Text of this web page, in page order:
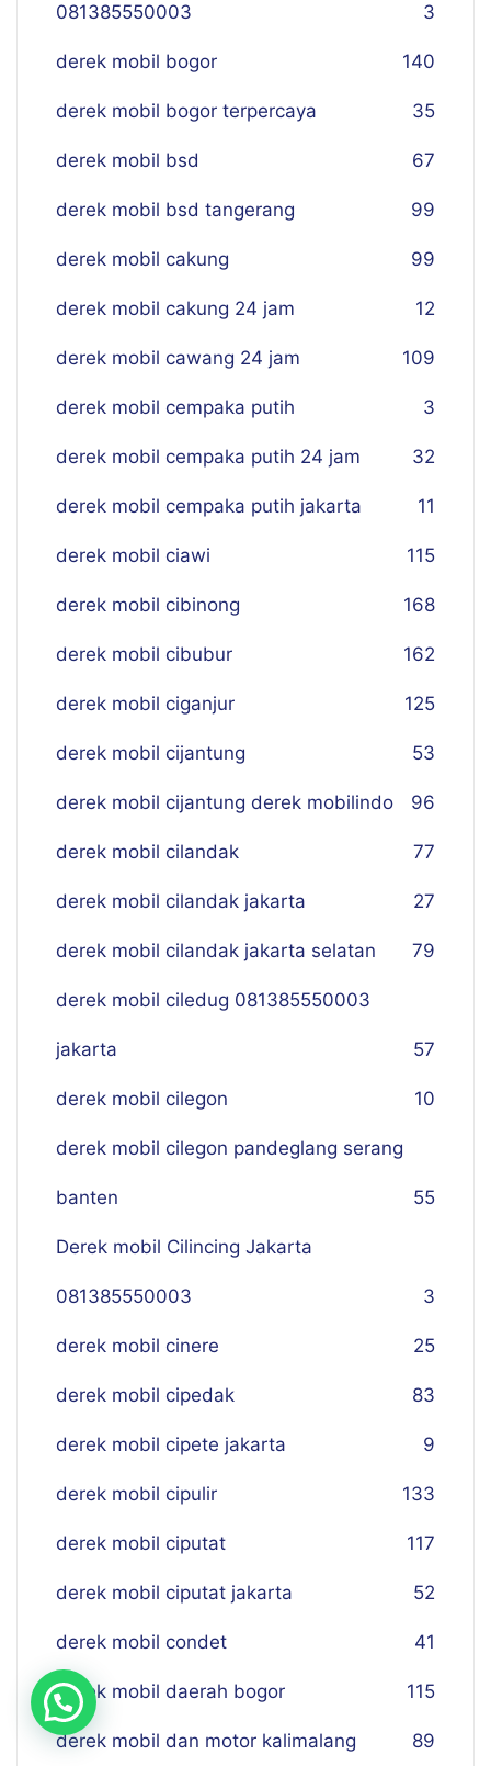
081385550003 3
derek mobil bogor 140
derek mobil bogor terpercaya 35
derek mobil bsd 67
derek mobil bsd tangerang 99
derek mobil cakung 99
derek mobil cakung 24 jam 12
derek mobil cawang 24 jam 109
derek mobil cempaka putih 3
derek mobil cempaka putih 24 jam 32
derek mobil cempaka putih jakarta 11
derek mobil ciawi 115
derek mobil cibinong 168
derek mobil cibubur 162
derek mobil ciganjur 125
derek mobil cijantung 53
derek mobil cijantung derek mobilindo 96
derek mobil cilandak 77
derek mobil cilandak jakarta 27
derek mobil cilandak jakarta selatan 79
derek mobil ciledug 081385550003
jakarta 57
derek mobil cilegon 10
derek mobil cilegon pandeglang serang
banten 55
Derek mobil Cilincing Jakarta
081385550003 3
derek mobil cinere 25
derek mobil cipedak 83
derek mobil cipete jakarta 9
derek mobil cipulir 133
derek mobil ciputat 117
derek mobil ciputat jakarta 52
derek mobil condet 41
derek mobil daerah bogor 115
derek mobil dan motor kalimalang 89